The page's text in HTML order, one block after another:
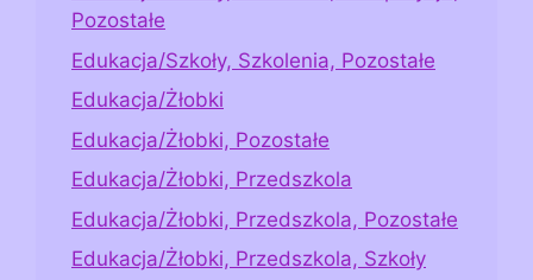
Pozostałe
Edukacja/Szkoły, Szkolenia, Pozostałe
Edukacja/Żłobki
Edukacja/Żłobki, Pozostałe
Edukacja/Żłobki, Przedszkola
Edukacja/Żłobki, Przedszkola, Pozostałe
Edukacja/Żłobki, Przedszkola, Szkoły